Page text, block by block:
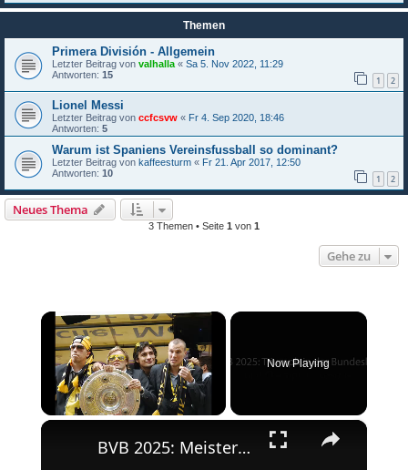
Themen
Primera División - Allgemein
Letzter Beitrag von valhalla « Sa 5. Nov 2022, 11:29
Antworten: 15 1 2
Lionel Messi
Letzter Beitrag von ccfcsvw « Fr 4. Sep 2020, 18:46
Antworten: 5
Warum ist Spaniens Vereinsfussball so dominant?
Letzter Beitrag von kaffeesturm « Fr 21. Apr 2017, 12:50
Antworten: 10 1 2
Neues Thema
3 Themen • Seite 1 von 1
Gehe zu
×
Now Playing
×
BVB 2025: Meisterschaft und Champions League-Erfolg